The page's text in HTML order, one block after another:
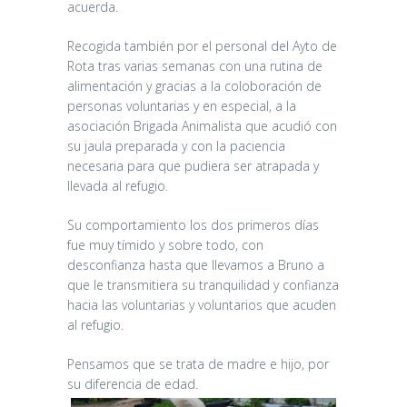
acuerda.
Recogida también por el personal del Ayto de
Rota tras varias semanas con una rutina de
alimentación y gracias a la coloboración de
personas voluntarias y en especial, a la
asociación Brigada Animalista que acudió con
su jaula preparada y con la paciencia
necesaria para que pudiera ser atrapada y
llevada al refugio.
Su comportamiento los dos primeros días
fue muy tímido y sobre todo, con
desconfianza hasta que llevamos a Bruno a
que le transmitiera su tranquilidad y confianza
hacia las voluntarias y voluntarios que acuden
al refugio.
Pensamos que se trata de madre e hijo, por
su diferencia de edad.